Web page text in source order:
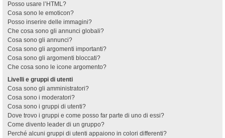
Posso usare l’HTML?
Cosa sono le emoticon?
Posso inserire delle immagini?
Che cosa sono gli annunci globali?
Cosa sono gli annunci?
Cosa sono gli argomenti importanti?
Cosa sono gli argomenti bloccati?
Che cosa sono le icone argomento?
Livelli e gruppi di utenti
Cosa sono gli amministratori?
Cosa sono i moderatori?
Cosa sono i gruppi di utenti?
Dove trovo i gruppi e come posso far parte di uno di essi?
Come divento leader di un gruppo?
Perché alcuni gruppi di utenti appaiono in colori differenti?